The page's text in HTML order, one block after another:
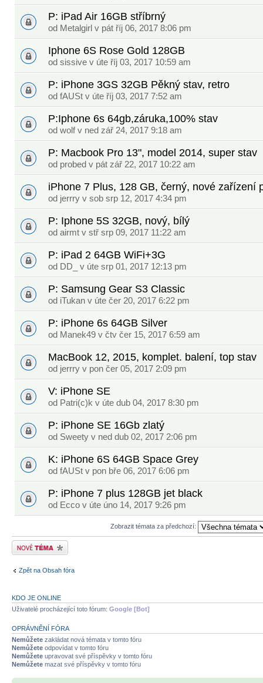
P: iPad Air 16GB stříbrný
od Metalgirl v pát říj 06, 2017 8:06 pm
Iphone 6S Rose Gold 128GB
od sissive v úte říj 03, 2017 10:59 am
P: iPhone 3GS 32GB Pěkný stav, retro
od fAUSt v úte říj 03, 2017 7:52 am
P:Iphone 6s 64gb,záruka,100% stav
od wolfv ned zář 24, 2017 9:18 am
P: Macbook Pro 13", model 2014, super stav
od probed v pát zář 22, 2017 10:22 am
iPhone 7 Plus, 128 GB, černý, nové zařízení
od jerrry v sob srp 12, 2017 4:34 pm
P: Iphone 5S 32GB, nový, bílý
od airmt v stř srp 09, 2017 11:22 am
P: iPad 2 64GB WiFi+3G
od DD_ v úte srp 01, 2017 12:13 pm
P: Samsung Gear S3 Classic
od iTukan v úte čer 20, 2017 6:22 pm
P: iPhone 6s 64GB Silver
od Manek49 v čtv čer 15, 2017 6:59 am
MacBook 12, 2015, komplet. balení, top stav
od jerrry v pon čer 05, 2017 2:09 pm
V: iPhone SE
od Patri(c)k v úte dub 04, 2017 8:30 pm
P: iPhone SE 16Gb zlatý
od Sweety v ned dub 02, 2017 2:06 pm
K: iPhone 6S 64GB Space Grey
od fAUSt v pon bře 06, 2017 6:06 pm
P: iPhone 7 plus 128GB jet black
od Ecco v úte úno 14, 2017 9:26 pm
Zobrazit témata za předchozí:
Odeslat nové téma
Zpět na Obsah fóra
KDO JE ONLINE
Uživatelé procházející toto fórum: Google [Bot]
OPRÁVNĚNÍ FÓRA
Nemůžete zakládat nová témata v tomto fóru
Nemůžete odpovídat v tomto fóru
Nemůžete upravovat své příspěvky v tomto fóru
Nemůžete mazat své příspěvky v tomto fóru